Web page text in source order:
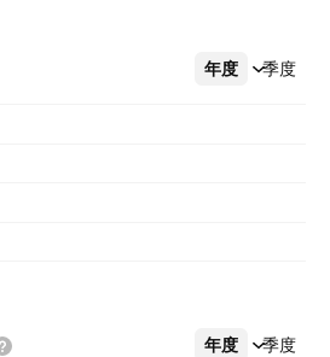
年度 季度
更多
年度 季度
更多